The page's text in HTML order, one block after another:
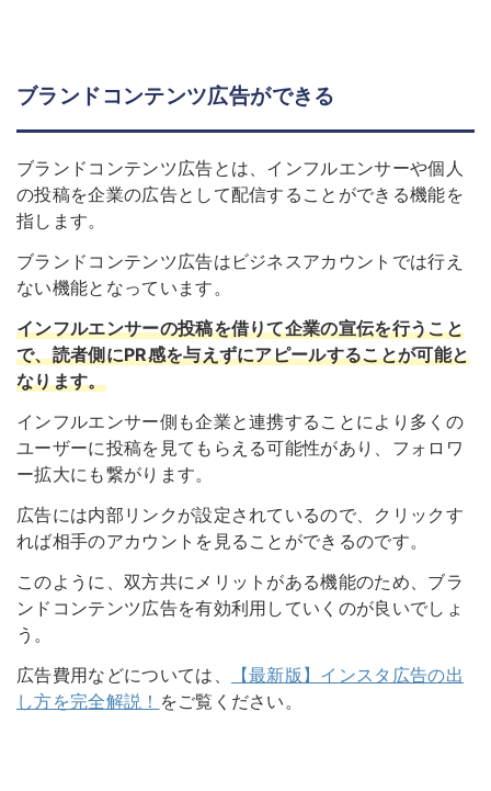
ブランドコンテンツ広告ができる
ブランドコンテンツ広告とは、インフルエンサーや個人
の投稿を企業の広告として配信することができる機能を
指します。
ブランドコンテンツ広告はビジネスアカウントでは行え
ない機能となっています。
インフルエンサーの投稿を借りて企業の宣伝を行うこと
で、読者側にPR感を与えずにアピールすることが可能と
なります。
インフルエンサー側も企業と連携することにより多くの
ユーザーに投稿を見てもらえる可能性があり、フォロワ
ー拡大にも繋がります。
広告には内部リンクが設定されているので、クリックす
れば相手のアカウントを見ることができるのです。
このように、双方共にメリットがある機能のため、ブラ
ンドコンテンツ広告を有効利用していくのが良いでしょ
う。
広告費用などについては、
【最新版】インスタ広告の出
し方を完全解説！ をご覧ください。